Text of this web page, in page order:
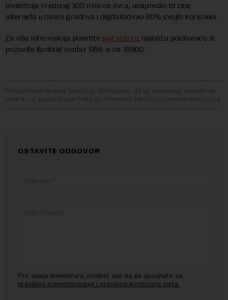
investicija vrednog 300 miliona evra, unapredio brzine
interneta u osam gradova i digitalizovao 80% svojih korisnika.
Za više infromacija posetite sajt sbb.rs, najbližu poslovnicu ili
pozovite Kontakt centar SBB-a na 19900.
Preuzimanje delova teksta je dozvoljeno, ali uz obavezno navođenje
izvora i uz postavljanje linka ka izvornom tekstu na novaekonomija.rs
OSTAVITE ODGOVOR
Pre slanja komentara, molimo vas da se upoznate sa
pravilima komentarisanja i pravilima korišćenja sajta.